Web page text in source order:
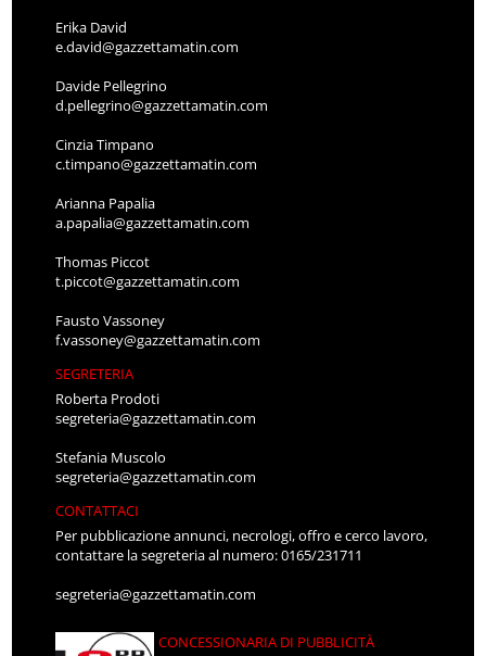
Erika David
e.david@gazzettamatin.com
Davide Pellegrino
d.pellegrino@gazzettamatin.com
Cinzia Timpano
c.timpano@gazzettamatin.com
Arianna Papalia
a.papalia@gazzettamatin.com
Thomas Piccot
t.piccot@gazzettamatin.com
Fausto Vassoney
f.vassoney@gazzettamatin.com
SEGRETERIA
Roberta Prodoti
segreteria@gazzettamatin.com
Stefania Muscolo
segreteria@gazzettamatin.com
CONTATTACI
Per pubblicazione annunci, necrologi, offro e cerco lavoro,
contattare la segreteria al numero: 0165/231711
segreteria@gazzettamatin.com
CONCESSIONARIA DI PUBBLICITÀ